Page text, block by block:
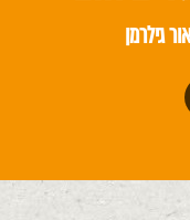
גילרמן